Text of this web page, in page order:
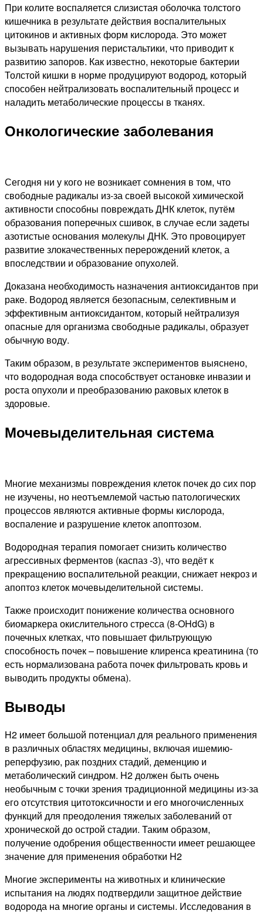
При колите воспаляется слизистая оболочка толстого
кишечника в результате действия воспалительных
цитокинов и активных форм кислорода. Это может
вызывать нарушения перистальтики, что приводит к
развитию запоров. Как известно, некоторые бактерии
Толстой кишки в норме продуцируют водород, который
способен нейтрализовать воспалительный процесс и
наладить метаболические процессы в тканях.
Онкологические заболевания
Сегодня ни у кого не возникает сомнения в том, что
свободные радикалы из-за своей высокой химической
активности способны повреждать ДНК клеток, путём
образования поперечных сшивок, в случае если задеты
азотистые основания молекулы ДНК. Это провоцирует
развитие злокачественных перерождений клеток, а
впоследствии и образование опухолей.
Доказана необходимость назначения антиоксидантов при
раке. Водород является безопасным, селективным и
эффективным антиоксидантом, который нейтрализуя
опасные для организма свободные радикалы, образует
обычную воду.
Таким образом, в результате экспериментов выяснено,
что водородная вода способствует остановке инвазии и
роста опухоли и преобразованию раковых клеток в
здоровые.
Мочевыделительная система
Многие механизмы повреждения клеток почек до сих пор
не изучены, но неотъемлемой частью патологических
процессов являются активные формы кислорода,
воспаление и разрушение клеток апоптозом.
Водородная терапия помогает снизить количество
агрессивных ферментов (каспаз -3), что ведёт к
прекращению воспалительной реакции, снижает некроз и
апоптоз клеток мочевыделительной системы.
Также происходит понижение количества основного
биомаркера окислительного стресса (8-OHdG) в
почечных клетках, что повышает фильтрующую
способность почек – повышение клиренса креатинина (то
есть нормализована работа почек фильтровать кровь и
выводить продукты обмена).
Выводы
H2 имеет большой потенциал для реального применения
в различных областях медицины, включая ишемию-
реперфузию, рак поздних стадий, деменцию и
метаболический синдром. H2 должен быть очень
необычным с точки зрения традиционной медицины из-за
его отсутствия цитотоксичности и его многочисленных
функций для преодоления тяжелых заболеваний от
хронической до острой стадии. Таким образом,
получение одобрения общественности имеет решающее
значение для применения обработки H2
Многие эксперименты на животных и клинические
испытания на людях подтвердили защитное действие
водорода на многие органы и системы. Исследования в